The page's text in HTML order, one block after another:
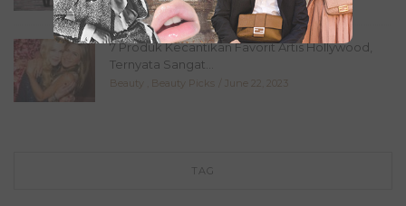
7 Produk Kecantikan Favorit Artis Hollywood,
Ternyata Sangat...
Beauty Beauty Picks June 22, 2023
TAG